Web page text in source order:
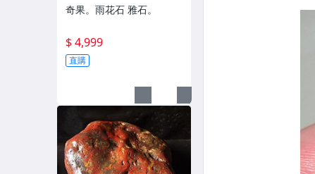
奇果。雨花石 雅石。
$ 4,999
直購